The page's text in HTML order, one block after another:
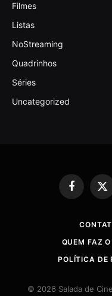
Filmes
Listas
NoStreaming
Quadrinhos
Séries
Uncategorized
Facebook
X
QUEM FAZ
POLÍTICA DE
© 2026 Salada de